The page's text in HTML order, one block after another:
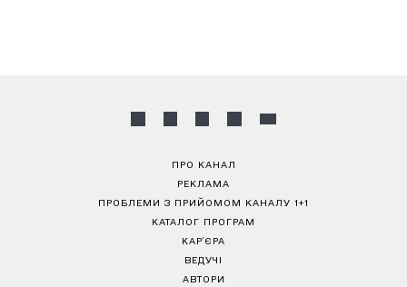
ПРО КАНАЛ
РЕКЛАМА
ПРОБЛЕМИ З ПРИЙОМОМ КАНАЛУ 1+1
КАТАЛОГ ПРОГРАМ
КАР’ЄРА
ВЕДУЧІ
АВТОРИ